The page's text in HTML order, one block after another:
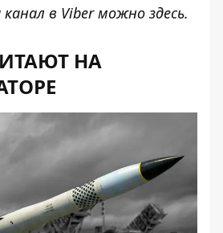
канал в Viber можно здесь.
НА